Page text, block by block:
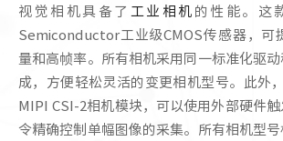
视觉相机具备了 工业相机的性能。这
Semiconductor工业级CMOS传感器，可
量和高帧率。所有相机采用同一标准化驱
成，方便轻松灵活的变更相机型号。此外
MIPI CSI-2相机模块，可以使用外部硬件
令精确控制单幅图像的采集。所有相机型